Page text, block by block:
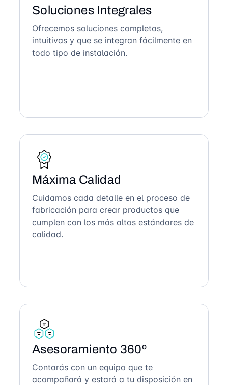
Soluciones Integrales
Ofrecemos soluciones completas,
intuitivas y que se integran fácilmente en
todo tipo de instalación.
Máxima Calidad
Cuidamos cada detalle en el proceso de
fabricación para crear productos que
cumplen con los más altos estándares de
calidad.
Asesoramiento 360º
Contarás con un equipo que te
acompañará y estará a tu disposición en